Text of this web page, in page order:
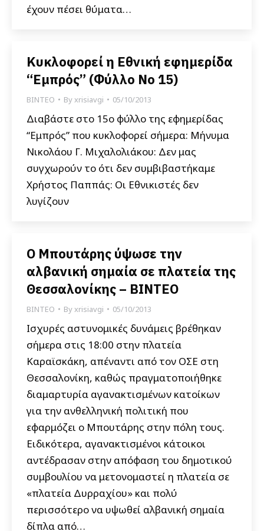
έχουν πέσει θύματα…
Κυκλοφορεί η Εθνική εφημερίδα
“Εμπρός” (Φύλλο Νο 15)
ΒΙΝΤΕΟ Byxrisiavgi 05/10/2013
Διαβάστε στο 15ο φύλλο της εφημερίδας
“Εμπρός” που κυκλοφορεί σήμερα: Μήνυμα
Νικολάου Γ. Μιχαλολιάκου: Δεν μας
συγχωρούν το ότι δεν συμβιβαστήκαμε
Χρήστος Παππάς: Οι Εθνικιστές δεν
λυγίζουν
Ο Μπουτάρης ύψωσε την
αλβανική σημαία σε πλατεία της
Θεσσαλονίκης – ΒΙΝΤΕΟ
ΒΙΝΤΕΟ Byxrisiavgi 05/10/2013
Ισχυρές αστυνομικές δυνάμεις βρέθηκαν
σήμερα στις 18:00 στην πλατεία
Καραϊσκάκη, απέναντι από τον ΟΣΕ στη
Θεσσαλονίκη, καθώς πραγματοποιήθηκε
διαμαρτυρία αγανακτισμένων κατοίκων
για την ανθελληνική πολιτική που
εφαρμόζει ο Μπουτάρης στην πόλη τους.
Ειδικότερα, αγανακτισμένοι κάτοικοι
αντέδρασαν στην απόφαση του δημοτικού
συμβουλίου να μετονομαστεί η πλατεία σε
«πλατεία Δυρραχίου» και πολύ
περισσότερο να υψωθεί αλβανική σημαία
δίπλα από…